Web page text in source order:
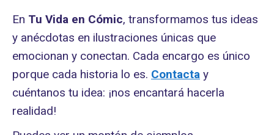
En Tu Vida en Cómic, transformamos tus ideas
y anécdotas en ilustraciones únicas que
emocionan y conectan. Cada encargo es único
porque cada historia lo es. Contacta y
cuéntanos tu idea: ¡nos encantará hacerla
realidad!